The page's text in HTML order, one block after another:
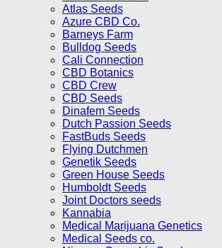
Atlas Seeds
Azure CBD Co.
Barneys Farm
Bulldog Seeds
Cali Connection
CBD Botanics
CBD Crew
CBD Seeds
Dinafem Seeds
Dutch Passion Seeds
FastBuds Seeds
Flying Dutchmen
Genetik Seeds
Green House Seeds
Humboldt Seeds
Joint Doctors seeds
Kannabia
Medical Marijuana Genetics
Medical Seeds co.